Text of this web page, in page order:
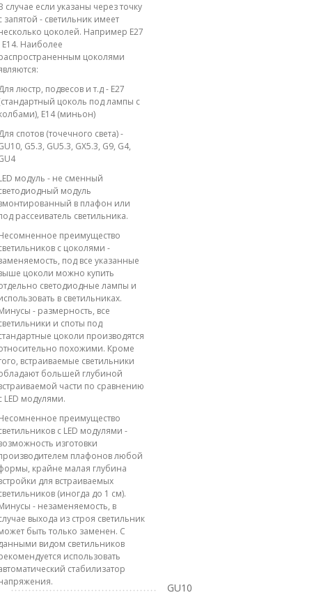
случае если указаны через точку
запятой - светильник имеет
цоколей. Например E27
E14. Наиболее
цоколями
люстр, подвесов и т.д - E27
цоколь под лампы с
E14 (миньон)
спотов (точечного света) -
G5.3, GU5.3, GX5.3, G9, G4,
модуль - не сменный
модуль
в плафон или
рассеиватель светильника.
преимущество
с цоколями -
под все указанные
цоколи можно купить
светодиодные лампы и
в светильниках.
- размерность, все
и споты под
цоколи производятся
похожими. Кроме
встраиваемые светильники
большей глубиной
части по сравнению
LED модулями.
преимущество
с LED модулями -
изготовки
плафонов любой
крайне малая глубина
для встраиваемых
(иногда до 1 см).
- незаменяемость, в
выхода из строя светильник
быть только заменен. С
видом светильников
использовать
стабилизатор
GU10